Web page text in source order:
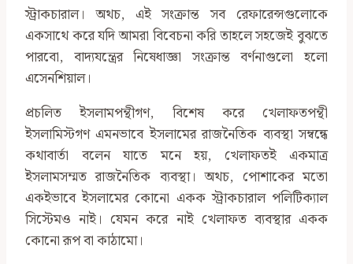
স্ট্রাকচারাল। অথচ, এই সংক্রান্ত সব রেফারেন্সগুলোকে
একসাথে করে যদি আমরা বিবেচনা করি তাহলে সহজেই বুঝতে
পারবো, বাদ্যযন্ত্রের নিষেধাজ্ঞা সংক্রান্ত বর্ণনাগুলো হলো
এসেনশিয়াল।
প্রচলিত ইসলামপন্থীগণ, বিশেষ করে খেলাফতপন্থী
ইসলামিস্টগণ এমনভাবে ইসলামের রাজনৈতিক ব্যবস্থা সম্বন্ধে
কথাবার্তা বলেন যাতে মনে হয়, খেলাফতই একমাত্র
ইসলামসম্মত রাজনৈতিক ব্যবস্থা। অথচ, পোশাকের মতো
একইভাবে ইসলামের কোনো একক স্ট্রাকচারাল পলিটিক্যাল
সিস্টেমও নাই। যেমন করে নাই খেলাফত ব‍্যবস্থার একক
কোনো রূপ বা কাঠামো।